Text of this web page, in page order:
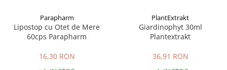
Sanatatea ochilor
Hepato-biliare
Indulcitori
Miere
Bomboane
Geluri de dus naturale
Vopsele
Produse de uz casnic
Produse pentru bucatarie
Parapharm
Lipostop cu Otet de Mere
60cps Parapharm
16,30 RON
PlantExtrakt
Giardinophyt 30ml
Plantextrakt
36,91 RON